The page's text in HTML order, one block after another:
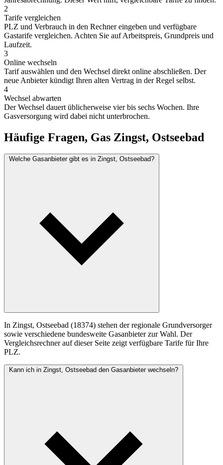
2
Tarife vergleichen
PLZ und Verbrauch in den Rechner eingeben und verfügbare
Gastarife vergleichen. Achten Sie auf Arbeitspreis, Grundpreis und
Laufzeit.
3
Online wechseln
Tarif auswählen und den Wechsel direkt online abschließen. Der
neue Anbieter kündigt Ihren alten Vertrag in der Regel selbst.
4
Wechsel abwarten
Der Wechsel dauert üblicherweise vier bis sechs Wochen. Ihre
Gasversorgung wird dabei nicht unterbrochen.
Häufige Fragen, Gas Zingst, Ostseebad
Welche Gasanbieter gibt es in Zingst, Ostseebad?
In Zingst, Ostseebad (18374) stehen der regionale Grundversorger
sowie verschiedene bundesweite Gasanbieter zur Wahl. Der
Vergleichsrechner auf dieser Seite zeigt verfügbare Tarife für Ihre
PLZ.
Kann ich in Zingst, Ostseebad den Gasanbieter wechseln?